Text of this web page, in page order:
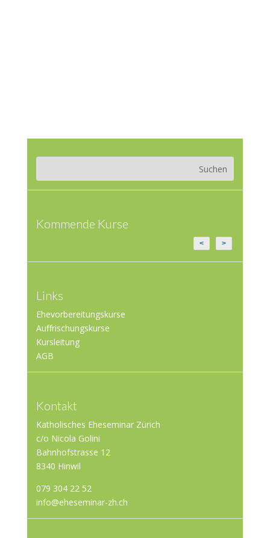
Kommende Kurse
< >
Links
Ehevorbereitungskurse
Auffrischungskurse
Kursleitung
AGB
Kontakt
Katholisches Eheseminar Zürich
c/o Nicola Golini
Bahnhofstrasse 12
8340 Hinwil
079 304 22 52
info@eheseminar-zh.ch